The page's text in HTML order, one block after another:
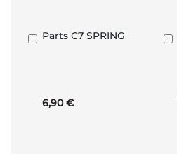
Parts C7 SPRING
6,90 €
Aggiungi